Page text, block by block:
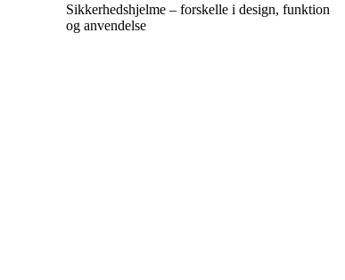
Sikkerhedshjelme – forskelle i design, funktion
og anvendelse